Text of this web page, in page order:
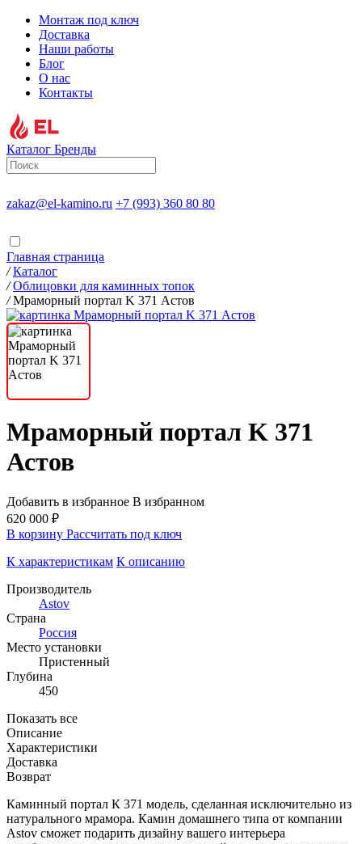
Монтаж под ключ
Доставка
Наши работы
Блог
О нас
Контакты
Каталог Бренды
zakaz@el-kamino.ru +7 (993) 360 80 80
Главная страница
/ Каталог
/ Облицовки для каминных топок
/ Мраморный портал K 371 Астов
Мраморный портал K 371
Астов
Добавить в избранное В избранном
620 000 ₽
В корзину Рассчитать под ключ
К характеристикам К описанию
Производитель
Astov
Страна
Россия
Место установки
Пристенный
Глубина
450
Показать все
Описание
Характеристики
Доставка
Возврат
Каминный портал К 371 модель, сделанная исключительно из
натурального мрамора. Камин домашнего типа от компании
Astov сможет подарить дизайну вашего интерьера